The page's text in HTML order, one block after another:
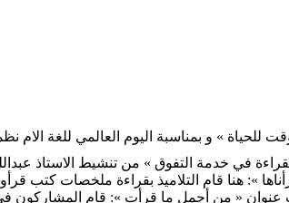
» و بمناسبة اليوم العالمي للغة الام نظمت مدارس
في خدمة التفوق » من تنشيط الاستاذ
»: هنا قام التلاميذ بقراءة ملخصات كتب
عنوان « من أجمل ما قرأت »: قام